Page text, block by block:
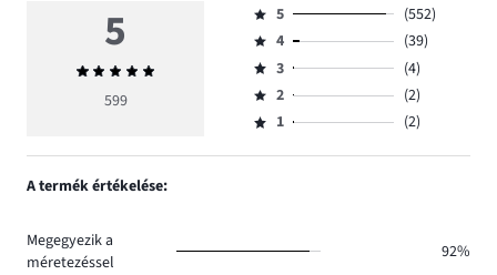
5
Átlagos
értékelés
599
Osztályzat
5,
szavazatok
száma
552.
5
(552)
Osztályzat
4,
szavazatok
száma
4
(39)
Osztályzat
3,
szavazatok
3
(4)
Osztályzat
2,
2
(2)
Osztályzat
1,
1 (2)
A termék értékelése:
Megegyezik a
méretezéssel
92%